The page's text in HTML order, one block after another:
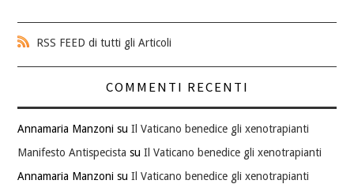
RSS FEED di tutti gli Articoli
COMMENTI RECENTI
Annamaria Manzoni suIl Vaticano benedice gli xenotrapianti
Manifesto Antispecista suIl Vaticano benedice gli xenotrapianti
Annamaria Manzoni suIl Vaticano benedice gli xenotrapianti